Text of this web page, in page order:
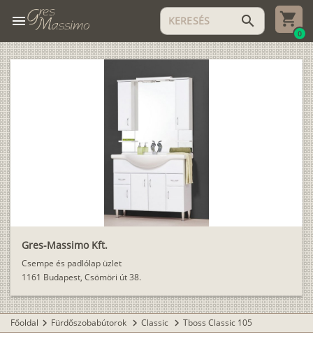
menu search
0
Gres-Massimo Kft.
Csempe és padlólap üzlet
1161 Budapest, Csömöri út 38.
Főoldal chevron_right Fürdőszobabútorok chevron_right Classic chevron_right Tboss Classic 105